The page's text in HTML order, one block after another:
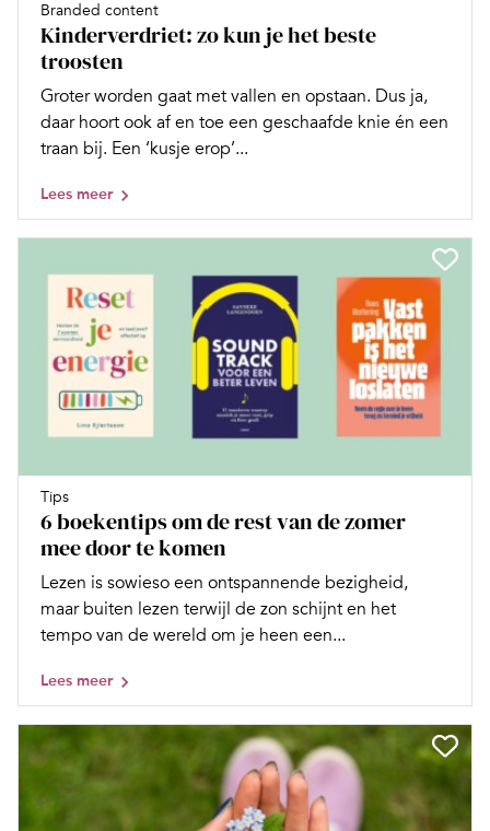
Branded content
Kinderverdriet: zo kun je het beste
troosten
Groter worden gaat met vallen en opstaan. Dus ja,
daar hoort ook af en toe een geschaafde knie én een
traan bij. Een ‘kusje erop’...
Lees meer
Tips
6 boekentips om de rest van de zomer
mee door te komen
Lezen is sowieso een ontspannende bezigheid,
maar buiten lezen terwijl de zon schijnt en het
tempo van de wereld om je heen een...
Lees meer